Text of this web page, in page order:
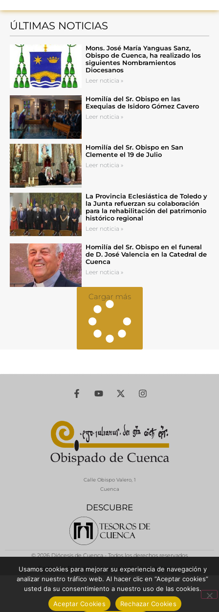
ÚLTIMAS NOTICIAS
Mons. José María Yanguas Sanz,
Obispo de Cuenca, ha realizado los
siguientes Nombramientos
Diocesanos
Leer noticia »
Homilía del Sr. Obispo en las
Exequias de Isidoro Gómez Cavero
Leer noticia »
Homilía del Sr. Obispo en San
Clemente el 19 de Julio
Leer noticia »
La Provincia Eclesiástica de Toledo y
la Junta refuerzan su colaboración
para la rehabilitación del patrimonio
histórico regional
Leer noticia »
Homilía del Sr. Obispo en el funeral
de D. José Valencia en la Catedral de
Cuenca
Leer noticia »
Cargar más
DESCUBRE
Calle Obispo Valero, 1
Cuenca
© 2026 Diócesis de Cuenca - Todos los derechos reservados
Política de Privacidad / Aviso LegalPolítica de Cookies
Usamos cookies para mejorar su experiencia de navegación y
analizar nuestro tráfico web. Al hacer clic en “Aceptar cookies”
usted da su consentimiento a nuestro uso de las cookies.
Aceptar Cookies
Rechazar Cookies